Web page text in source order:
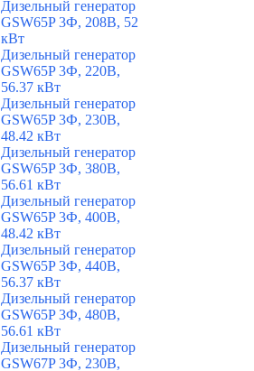
Дизельный генератор
GSW65P 3Ф, 208В, 52
кВт
Дизельный генератор
GSW65P 3Ф, 220В,
56.37 кВт
Дизельный генератор
GSW65P 3Ф, 230В,
48.42 кВт
Дизельный генератор
GSW65P 3Ф, 380В,
56.61 кВт
Дизельный генератор
GSW65P 3Ф, 400В,
48.42 кВт
Дизельный генератор
GSW65P 3Ф, 440В,
56.37 кВт
Дизельный генератор
GSW65P 3Ф, 480В,
56.61 кВт
Дизельный генератор
GSW67P 3Ф, 230В,